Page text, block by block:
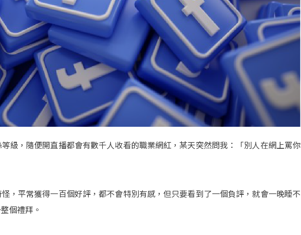
級，隨便開直播都會有數千人收看的職業網紅，某天突然問我：「別人在網上罵你
，平常獲得一百個好評，都不會特別有感，但只要看到了一個負評，就會一晚睡不
個禮拜。